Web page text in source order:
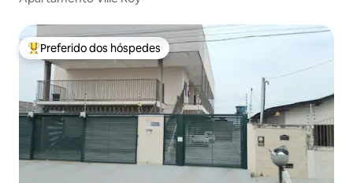
Entre os melhores preferidos dos hóspedes
Preferido dos hóspedes